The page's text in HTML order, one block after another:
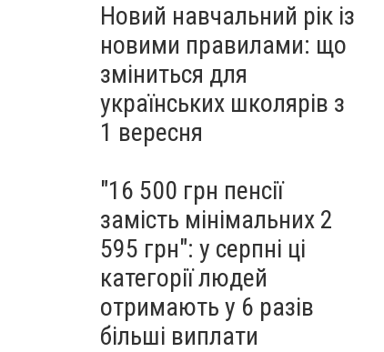
Новий навчальний рік із
новими правилами: що
зміниться для
українських школярів з
1 вересня
"16 500 грн пенсії
замість мінімальних 2
595 грн": у серпні ці
категорії людей
отримають у 6 разів
більші виплати